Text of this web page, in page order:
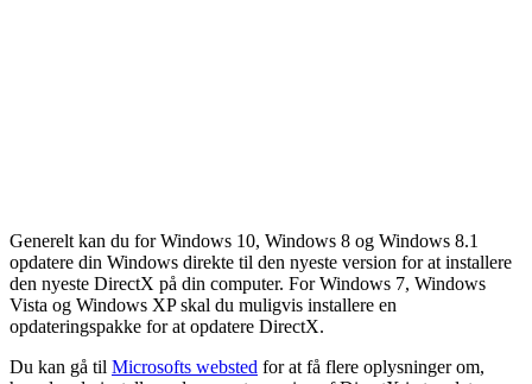
Generelt kan du for Windows 10, Windows 8 og Windows 8.1
opdatere din Windows direkte til den nyeste version for at installere
den nyeste DirectX på din computer. For Windows 7, Windows
Vista og Windows XP skal du muligvis installere en
opdateringspakke for at opdatere DirectX.
Du kan gå til Microsofts websted for at få flere oplysninger om,